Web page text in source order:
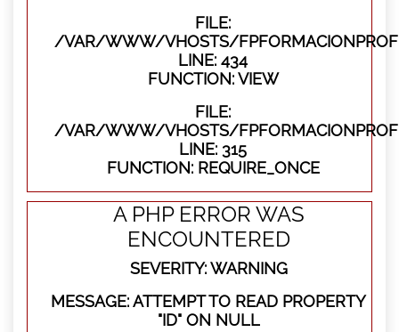
FILE:
/VAR/WWW/VHOSTS/
LINE: 434
FUNCTION: VIEW
FILE:
/VAR/WWW/VHOSTS/
LINE: 315
FUNCTION: REQUIRE_ONCE
A PHP ERROR WAS
ENCOUNTERED
SEVERITY: WARNING
MESSAGE: ATTEMPT TO READ PROPERTY
"ID" ON NULL